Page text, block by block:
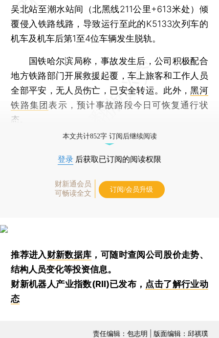
吴北站至潮水站间（北黑线211公里+613米处）倾
覆侵入铁路线路，导致运行至此的K5133次列车的
机车及机车后第1至4位车辆发生脱轨。
国铁哈尔滨局称，事故发生后，公司积极配合
地方铁路部门开展救援起覆，车上旅客和工作人员
全部平安，无人员伤亡，已安全转运。此外，黑河
铁路集团表示，预计事故路段今日可恢复通行状
态。
本文共计852字 订阅后继续阅读
登录 后获取已订阅的阅读权限
财新通会员
可畅读全文
订阅/会员升级
推荐进入财新数据库 ，可随时查阅公司股价走势、
结构人员变化等投资信息。
财新机器人产业指数(RII)已发布， 点击了解行业动
态
责任编辑：包志明 | 版面编辑：邱祺璞